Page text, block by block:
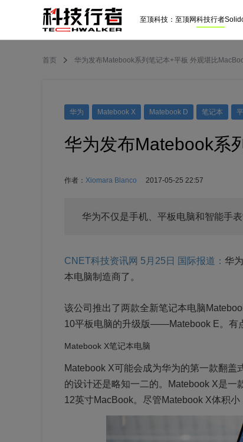
至顶科技： 至顶网科技行者
首页 华为发布Matebook系列笔记本+平板 外观堪比
华为 Matebook X Matebook D 笔记本
华为发布Matebook系
作者： Xiomara Blanco 2017-05-25 22:57
华为不仅是手机、平板电脑和智能手
CNET科技资讯网 5月25日 国际报道： 华
本电脑制造商了。
该公司推出了两款全新笔记本电脑
10平板电脑的升级版——Matebook E。有
Matebook X笔记本电脑
Matebook X可能会成为华为的第一款翻
的设计还是略知一二的。Matebook X是
12英寸MacBook。尽管Matebook X体积